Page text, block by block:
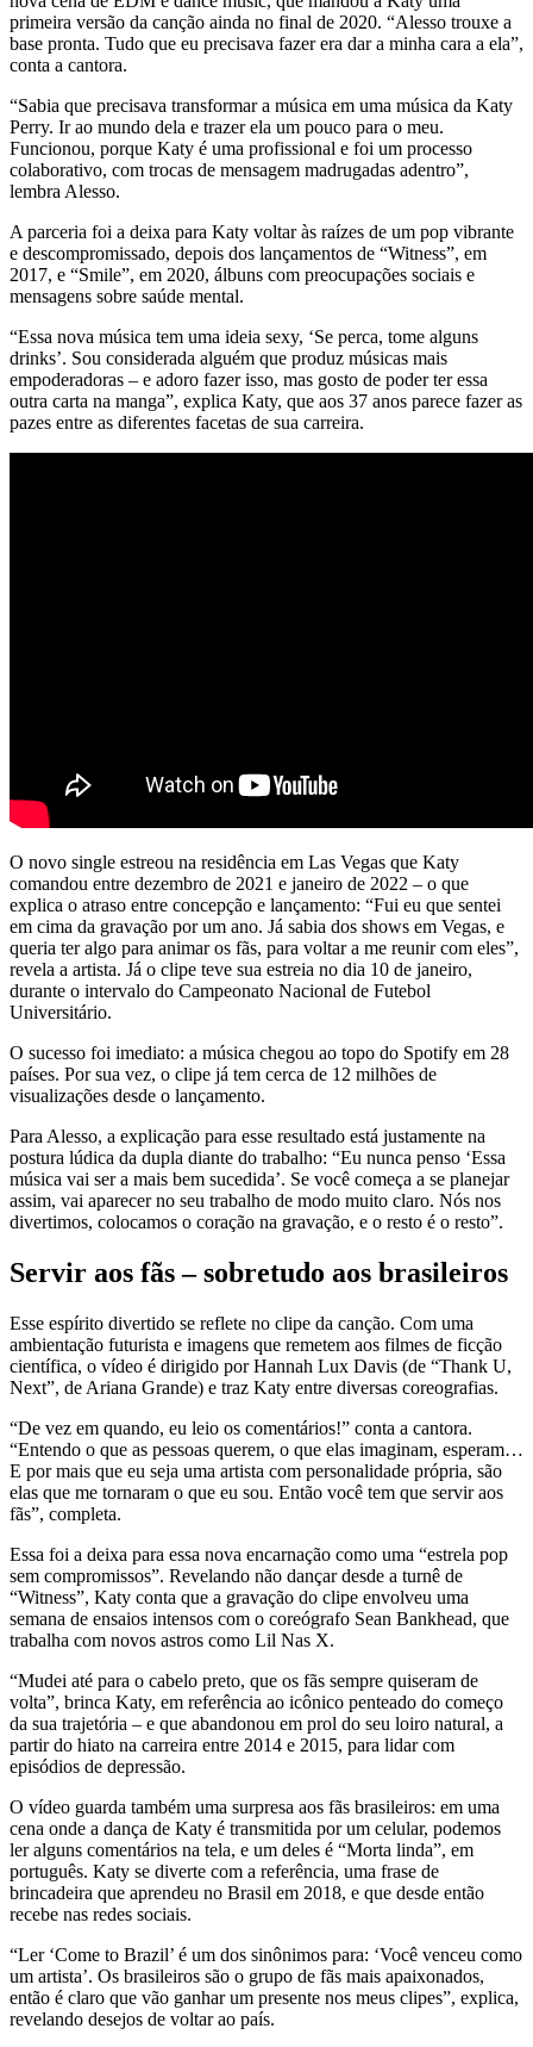
primeira versão da canção ainda no final de 2020. “Alesso trouxe a
base pronta. Tudo que eu precisava fazer era dar a minha cara a ela”,
conta a cantora.
“Sabia que precisava transformar a música em uma música da Katy
Perry. Ir ao mundo dela e trazer ela um pouco para o meu.
Funcionou, porque Katy é uma profissional e foi um processo
colaborativo, com trocas de mensagem madrugadas adentro”,
lembra Alesso.
A parceria foi a deixa para Katy voltar às raízes de um pop vibrante
e descompromissado, depois dos lançamentos de “Witness”, em
2017, e “Smile”, em 2020, álbuns com preocupações sociais e
mensagens sobre saúde mental.
“Essa nova música tem uma ideia sexy, ‘Se perca, tome alguns
drinks’. Sou considerada alguém que produz músicas mais
empoderadoras – e adoro fazer isso, mas gosto de poder ter essa
outra carta na manga”, explica Katy, que aos 37 anos parece fazer as
pazes entre as diferentes facetas de sua carreira.
O novo single estreou na residência em Las Vegas que Katy
comandou entre dezembro de 2021 e janeiro de 2022 – o que
explica o atraso entre concepção e lançamento: “Fui eu que sentei
em cima da gravação por um ano. Já sabia dos shows em Vegas, e
queria ter algo para animar os fãs, para voltar a me reunir com eles”,
revela a artista. Já o clipe teve sua estreia no dia 10 de janeiro,
durante o intervalo do Campeonato Nacional de Futebol
Universitário.
O sucesso foi imediato: a música chegou ao topo do Spotify em 28
países. Por sua vez, o clipe já tem cerca de 12 milhões de
visualizações desde o lançamento.
Para Alesso, a explicação para esse resultado está justamente na
postura lúdica da dupla diante do trabalho: “Eu nunca penso ‘Essa
música vai ser a mais bem sucedida’. Se você começa a se planejar
assim, vai aparecer no seu trabalho de modo muito claro. Nós nos
divertimos, colocamos o coração na gravação, e o resto é o resto”.
Servir aos fãs – sobretudo aos brasileiros
Esse espírito divertido se reflete no clipe da canção. Com uma
ambientação futurista e imagens que remetem aos filmes de ficção
científica, o vídeo é dirigido por Hannah Lux Davis (de “Thank U,
Next”, de Ariana Grande) e traz Katy entre diversas coreografias.
“De vez em quando, eu leio os comentários!” conta a cantora.
“Entendo o que as pessoas querem, o que elas imaginam, esperam…
E por mais que eu seja uma artista com personalidade própria, são
elas que me tornaram o que eu sou. Então você tem que servir aos
fãs”, completa.
Essa foi a deixa para essa nova encarnação como uma “estrela pop
sem compromissos”. Revelando não dançar desde a turnê de
“Witness”, Katy conta que a gravação do clipe envolveu uma
semana de ensaios intensos com o coreógrafo Sean Bankhead, que
trabalha com novos astros como Lil Nas X.
“Mudei até para o cabelo preto, que os fãs sempre quiseram de
volta”, brinca Katy, em referência ao icônico penteado do começo
da sua trajetória – e que abandonou em prol do seu loiro natural, a
partir do hiato na carreira entre 2014 e 2015, para lidar com
episódios de depressão.
O vídeo guarda também uma surpresa aos fãs brasileiros: em uma
cena onde a dança de Katy é transmitida por um celular, podemos
ler alguns comentários na tela, e um deles é “Morta linda”, em
português. Katy se diverte com a referência, uma frase de
brincadeira que aprendeu no Brasil em 2018, e que desde então
recebe nas redes sociais.
“Ler ‘Come to Brazil’ é um dos sinônimos para: ‘Você venceu como
um artista’. Os brasileiros são o grupo de fãs mais apaixonados,
então é claro que vão ganhar um presente nos meus clipes”, explica,
revelando desejos de voltar ao país.